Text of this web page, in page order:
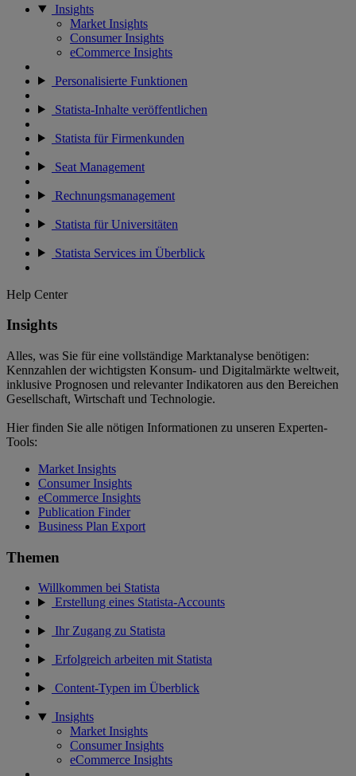
Insights
Market Insights
Consumer Insights
eCommerce Insights
Personalisierte Funktionen
Statista-Inhalte veröffentlichen
Statista für Firmenkunden
Seat Management
Rechnungsmanagement
Statista für Universitäten
Statista Services im Überblick
Help Center
Insights
Alles, was Sie für eine vollständige Marktanalyse benötigen:
Kennzahlen der wichtigsten Konsum- und Digitalmärkte weltweit,
inklusive Prognosen und relevanter Indikatoren aus den Bereichen
Gesellschaft, Wirtschaft und Technologie.
Hier finden Sie alle nötigen Informationen zu unseren Experten-
Tools:
Market Insights
Consumer Insights
eCommerce Insights
Publication Finder
Business Plan Export
Themen
Willkommen bei Statista
Erstellung eines Statista-Accounts
Ihr Zugang zu Statista
Erfolgreich arbeiten mit Statista
Content-Typen im Überblick
Insights
Market Insights
Consumer Insights
eCommerce Insights